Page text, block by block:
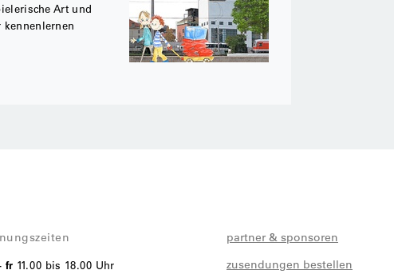
Art und
kennenlernen
fr 11.00 bis 18.00 Uhr
partner & sponsoren
zusendungen bestellen